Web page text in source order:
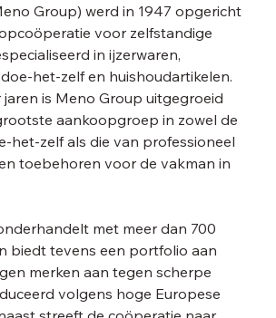
Group) werd in 1947 opgericht
voor zelfstandige
in ijzerwaren,
het-zelf en huishoudartikelen.
is Meno Group uitgegroeid
aankoopgroep in zowel de
het-zelf als die van professioneel
toebehoren voor de vakman in
met meer dan 700
biedt tevens een portfolio aan
merken aan tegen scherpe
volgens hoge Europese